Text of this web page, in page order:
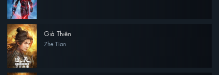
Già Thiên
Zhe Tian